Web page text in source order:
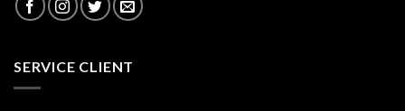
SERVICE CLIENT